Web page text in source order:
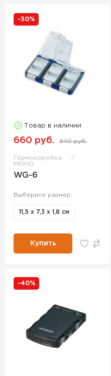
-30%
Товар в наличии
660 руб. 940 руб.
Гермокоробка
MEIHO
WG-6
Выберите размер:
11,5 х 7,3 х 1,8 см
Купить
-40%